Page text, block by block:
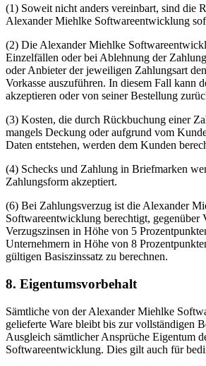
(1) Soweit nicht anders vereinbart, sind die
Alexander Miehlke Softwareentwicklung
(2) Die Alexander Miehlke
Einzelfällen oder bei Ablehnung der
oder Anbieter der jeweiligen Zahlungsart
Vorkasse auszuführen. In diesem Fall kann
akzeptieren oder von seiner Bestellung
(3) Kosten, die durch Rückbuchung einer
mangels Deckung oder aufgrund vom
Daten entstehen, werden dem Kunden
(4) Schecks und Zahlung in Briefmarken
Zahlungsform akzeptiert.
(6) Bei Zahlungsverzug ist die Alexander
Softwareentwicklung berechtigt, gegenüber
Verzugszinsen in Höhe von 5
Unternehmern in Höhe von 8
gültigen Basiszinssatz zu berechnen.
8. Eigentumsvorbehalt
Sämtliche von der Alexander Miehlke
gelieferte Ware bleibt bis zur vollständigen
Ausgleich sämtlicher Ansprüche Eigentum
Softwareentwicklung. Dies gilt auch für